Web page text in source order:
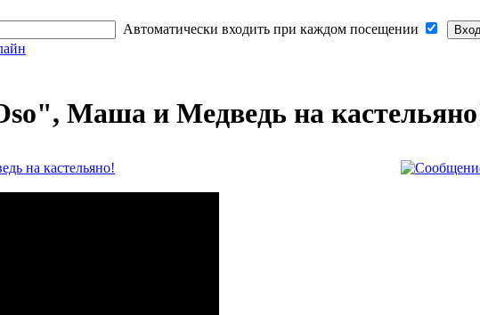
Автоматически входить при каждом посещении
Маша и Медведь на
на кастельяно!